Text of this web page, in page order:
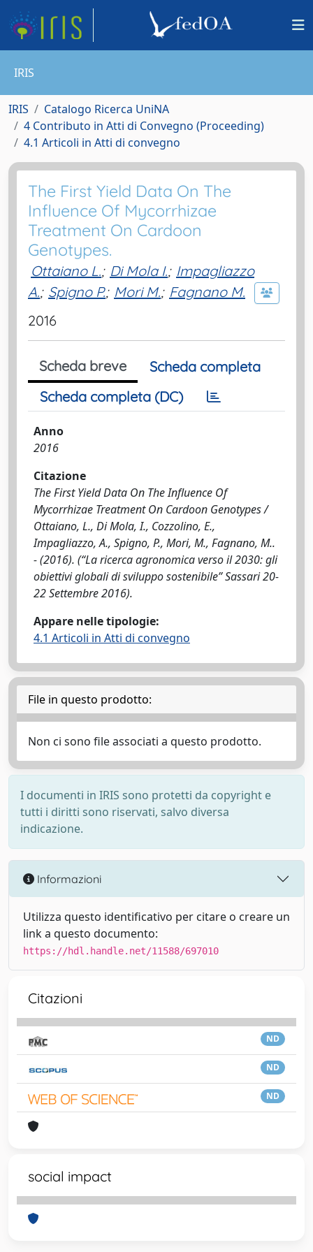
IRIS
IRIS
Catalogo Ricerca UniNA
4 Contributo in Atti di Convegno (Proceeding)
4.1 Articoli in Atti di convegno
The First Yield Data On The
Influence Of Mycorrhizae
Treatment On Cardoon
Genotypes.
Ottaiano L.; Di Mola I.; Impagliazzo
A.; Spigno P.; Mori M.; Fagnano M.
2016
Scheda breve
Scheda completa
Scheda completa (DC)
Anno
2016
Citazione
The First Yield Data On The Influence Of
Mycorrhizae Treatment On Cardoon Genotypes /
Ottaiano, L., Di Mola, I., Cozzolino, E.,
Impagliazzo, A., Spigno, P., Mori, M., Fagnano, M..
- (2016). (“La ricerca agronomica verso il 2030: gli
obiettivi globali di sviluppo sostenibile” Sassari 20-
22 Settembre 2016).
Appare nelle tipologie:
4.1 Articoli in Atti di convegno
File in questo prodotto:
Non ci sono file associati a questo prodotto.
I documenti in IRIS sono protetti da copyright e
tutti i diritti sono riservati, salvo diversa
indicazione.
Informazioni
Utilizza questo identificativo per citare o creare un
link a questo documento:
https://hdl.handle.net/11588/697010
Citazioni
ND
ND
ND
social impact